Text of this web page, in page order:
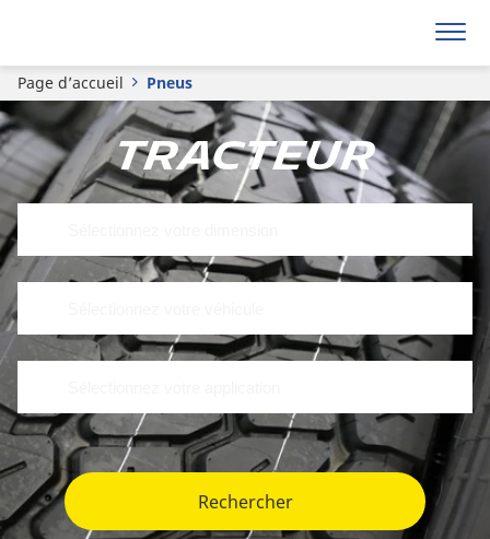
Page d’accueil Pneus
Tracteur
Rechercher